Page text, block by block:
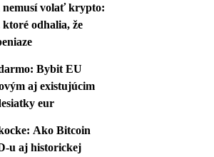
nemusí volať krypto:
ktoré odhalia, že
Bybit EU
aj existujúcim
eur
Ako Bitcoin
u aj historickej